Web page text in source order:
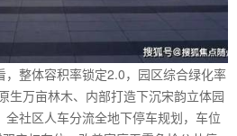
整体容积率锁定2.0，园区综合绿化率
生万亩林木、内部打造下沉宋韵立体园
社区人车分流全地下停车规划，车位